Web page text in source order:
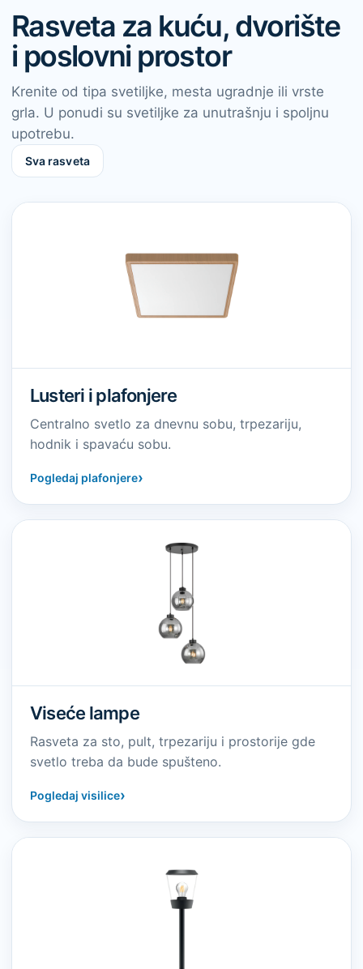
Rasveta za kuću, dvorište
i poslovni prostor
Krenite od tipa svetiljke, mesta ugradnje ili vrste
grla. U ponudi su svetiljke za unutrašnju i spoljnu
upotrebu.
Sva rasveta
Lusteri i plafonjere
Centralno svetlo za dnevnu sobu, trpezariju,
hodnik i spavaću sobu.
Pogledaj plafonjere›
Viseće lampe
Rasveta za sto, pult, trpezariju i prostorije gde
svetlo treba da bude spušteno.
Pogledaj visilice›